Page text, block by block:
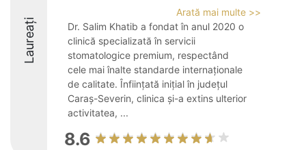
Laureați
Arată mai multe >>
Dr. Salim Khatib a fondat în anul 2020 o
clinică specializată în servicii
stomatologice premium, respectând
cele mai înalte standarde internaționale
de calitate. Înființată inițial în județul
Caraș-Severin, clinica și-a extins ulterior
activitatea, ...
8.6